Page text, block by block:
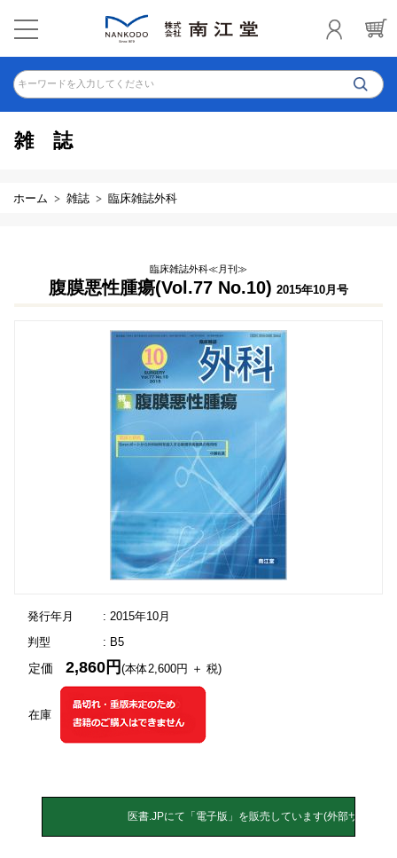
キーワードを入力してください
雑誌
ホーム 雑誌 臨床雑誌外科
臨床雑誌外科≪月刊≫
腹膜悪性腫瘍(Vol.77 No.10) 2015年10月号
発行年月
: 2015年10月
判型
: B5
在庫
定価2,860円(本体2,600円 ＋ 税)